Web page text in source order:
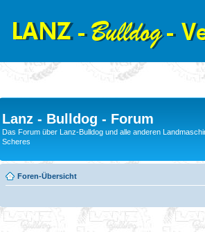
Lanz - Bulldog - Forum
Das Forum über Lanz-Bulldog und alle anderen
Scheres
Foren-Übersicht